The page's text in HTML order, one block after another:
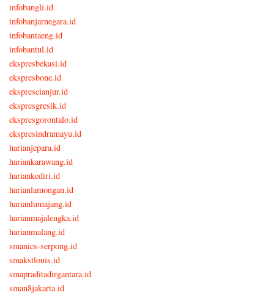
infobangli.id
infobanjarnegara.id
infobantaeng.id
infobantul.id
ekspresbekasi.id
ekspresbone.id
eksprescianjur.id
ekspresgresik.id
ekspresgorontalo.id
ekspresindramayu.id
harianjepara.id
hariankarawang.id
hariankediri.id
harianlamongan.id
harianlumajang.id
harianmajalengka.id
harianmalang.id
smanics-serpong.id
smakstlouis.id
smapraditadirgantara.id
sman8jakarta.id